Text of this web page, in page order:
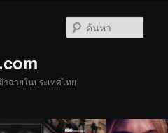
ฉายในประเทศไทย